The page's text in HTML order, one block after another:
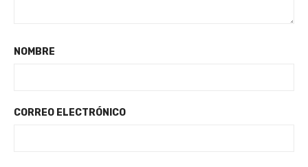
NOMBRE
CORREO ELECTRÓNICO